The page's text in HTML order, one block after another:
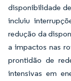
disponibilidade
incluiu
redução da
a impactos nas
prontidão de
intensivas em